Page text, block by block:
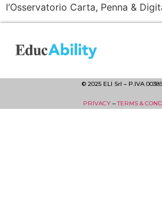
l’Osservatorio Carta, Penna &
© 2025 ELI Srl – P.IVA
PRIVACY–TERMS &